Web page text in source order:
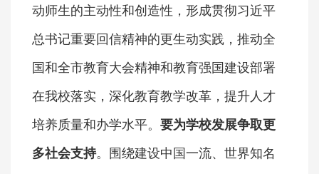
动师生的主动性和创造性，形成贯彻习近平
总书记重要回信精神的更生动实践，推动全
国和全市教育大会精神和教育强国建设部署
在我校落实，深化教育教学改革，提升人才
培养质量和办学水平。 要为学校发展争取更
多社会支持。围绕建设中国一流、世界知名